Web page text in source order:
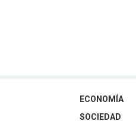
ECONOMÍA
SOCIEDAD